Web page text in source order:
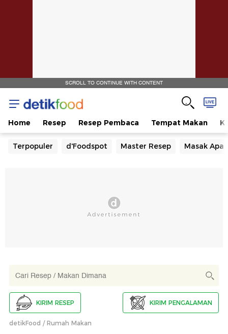
SCROLL TO CONTINUE WITH CONTENT
Home Resep Resep Pembaca Tempat Makan
Terpopuler d'Foodspot Master Resep Masak Apa
KIRIM RESEP KIRIM PENGALAMAN
detikFood Rumah Makan